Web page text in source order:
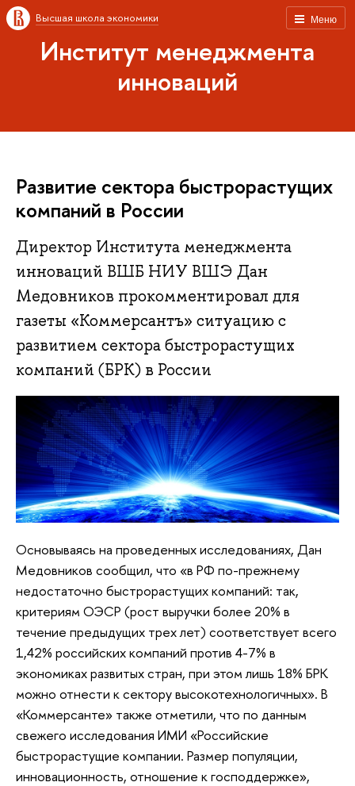
Меню
Высшая школа экономики
Институт менеджмента
инноваций
Развитие сектора быстрорастущих
компаний в России
Директор Института менеджмента
инноваций ВШБ НИУ ВШЭ Дан
Медовников прокомментировал для
газеты «Коммерсантъ» ситуацию с
развитием сектора быстрорастущих
компаний (БРК) в России
Основываясь на проведенных исследованиях, Дан
Медовников сообщил, что «в РФ по-прежнему
недостаточно быстрорастущих компаний: так,
критериям ОЭСР (рост выручки более 20% в
течение предыдущих трех лет) соответствует всего
1,42% российских компаний против 4-7% в
экономиках развитых стран, при этом лишь 18% БРК
можно отнести к сектору высокотехнологичных». В
«Коммерсанте» также отметили, что по данным
свежего исследования ИМИ «Российские
быстрорастущие компании. Размер популяции,
инновационность, отношение к господдержке»,